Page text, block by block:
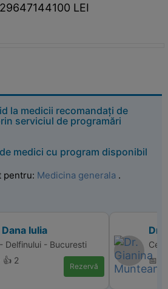
LEI
la medicii recomandați de
serviciul de programări
medici cu program disponibil
pentru: Medicina generala .
Iulia
Delfinului - Bucuresti
👍 2
Rezervă
Dr.
📅